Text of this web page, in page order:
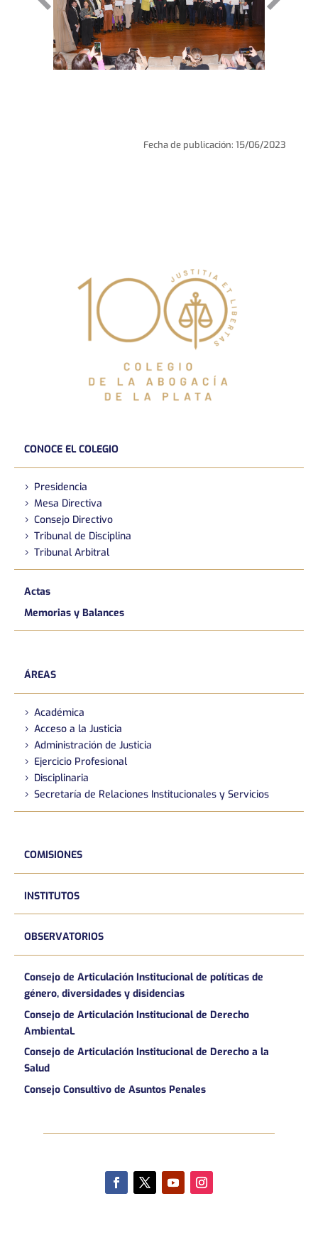
Fecha de publicación: 15/06/2023
CONOCE EL COLEGIO
Presidencia
Mesa Directiva
Consejo Directivo
Tribunal de Disciplina
Tribunal Arbitral
Actas
Memorias y Balances
ÁREAS
Académica
Acceso a la Justicia
Administración de Justicia
Ejercicio Profesional
Disciplinaria
Secretaría de Relaciones Institucionales y Servicios
COMISIONES
INSTITUTOS
OBSERVATORIOS
Consejo de Articulación Institucional de políticas de
género, diversidades y disidencias
Consejo de Articulación Institucional de Derecho
AmbientaL
Consejo de Articulación Institucional de Derecho a la
Salud
Consejo Consultivo de Asuntos Penales